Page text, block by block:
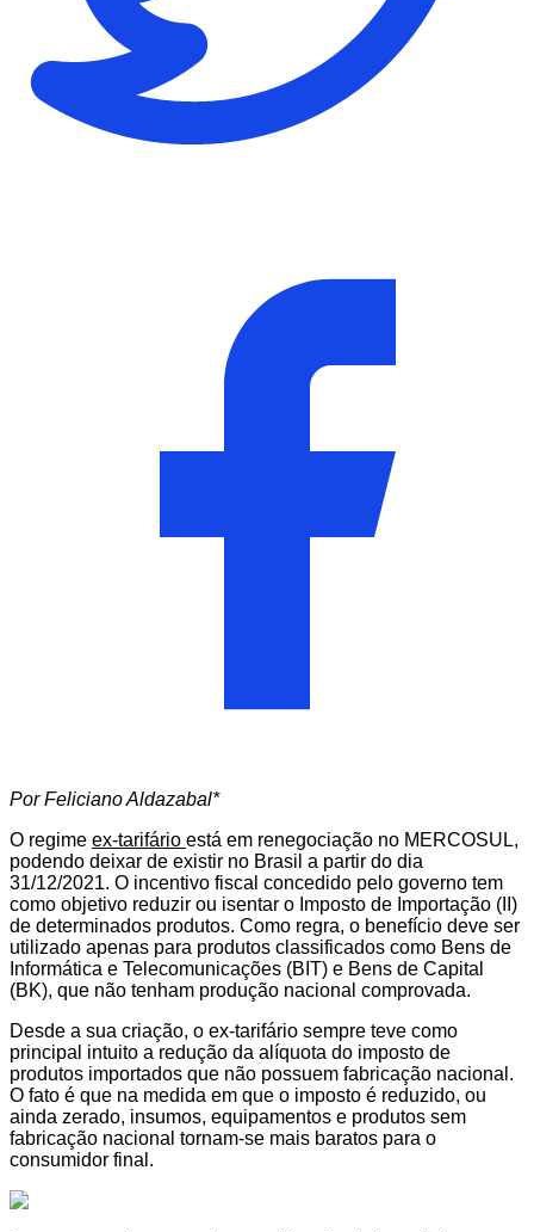
Por Feliciano Aldazabal*
O regime ex-tarifário está em renegociação no MERCOSUL,
podendo deixar de existir no Brasil a partir do dia
31/12/2021. O incentivo fiscal concedido pelo governo tem
como objetivo reduzir ou isentar o Imposto de Importação (II)
de determinados produtos. Como regra, o benefício deve ser
utilizado apenas para produtos classificados como Bens de
Informática e Telecomunicações (BIT) e Bens de Capital
(BK), que não tenham produção nacional comprovada.
Desde a sua criação, o ex-tarifário sempre teve como
principal intuito a redução da alíquota do imposto de
produtos importados que não possuem fabricação nacional.
O fato é que na medida em que o imposto é reduzido, ou
ainda zerado, insumos, equipamentos e produtos sem
fabricação nacional tornam-se mais baratos para o
consumidor final.